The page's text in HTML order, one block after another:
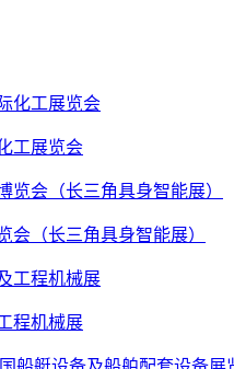
工展览会
会（长三角具身智能展）
程机械展